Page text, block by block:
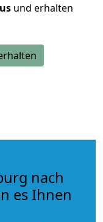
und erhalten
nach
es Ihnen